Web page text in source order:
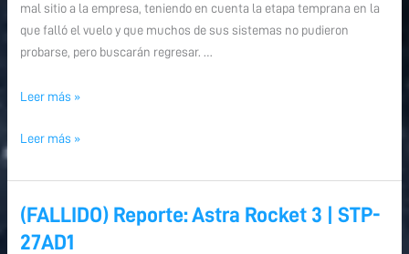
mal sitio a la empresa, teniendo en cuenta la etapa temprana en la
que falló el vuelo y que muchos de sus sistemas no pudieron
probarse, pero buscarán regresar. …
Leer más »
Leer más »
(FALLIDO) Reporte: Astra Rocket 3 | STP-
27AD1
(FALLIDO)
Reporte:
(FALLIDO)
Reporte: